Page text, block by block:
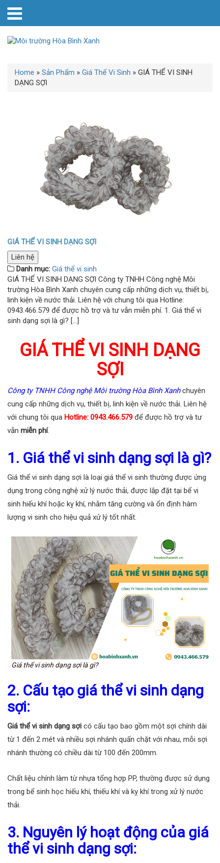
Home » Sản Phẩm » Giá Thể Vi Sinh » GIÁ THỂ VI SINH
DẠNG SỢI
GIÁ THỂ VI SINH DẠNG SỢI
Liên hệ
Danh mục: Giá thể vi sinh
GIÁ THỂ VI SINH DẠNG SỢI Công ty TNHH Công nghệ Môi
trường Hòa Bình Xanh chuyên cung cấp những dịch vụ, thiết bị,
linh kiện về nước thải. Liên hệ với chung tôi qua Hotline:
0943.466.579 để được hồ trợ và tư vẫn miễn phí. 1. Giá thể vi
sinh dạng sợi là gì? […]
GIÁ THỂ VI SINH DẠNG
SỢI
Công ty TNHH Công nghệ Môi trường Hòa Bình Xanhchuyên
cung cấp những dịch vụ, thiết bị, linh kiện về nước thải. Liên hệ
với chung tôi qua Hotline: 0943.466.579 để được hồ trợ và tư
vẫn miễn phí.
1. Giá thể vi sinh dạng sợi là gì?
Giá thể vi sinh dạng sợi là loại giá thể vi sinh thường được ứng
dụng trong công nghệ xử lý nước thải, được lắp đặt tại bể vi
sinh hiếu khí hoặc kỵ khí, nhằm tăng cường và ổn định hàm
lượng vi sinh cho hiệu quả xử lý tốt nhất.
Giá thể vi sinh dạng sợi là gì?
2. Cấu tạo giá thể vi sinh dạng
sợi:
Giá thể vi sinh dạng sợi có cấu tạo bao gồm một sợi chính dài
từ 1 đến 2 mét và nhiều sợi nhánh quấn chặt với nhau, mỗi sợi
nhánh thường có chiều dài từ 100 đến 200mm.
Chất liệu chính làm từ nhựa tổng hợp PP, thường được sử dụng
trong bể sinh học hiếu khí, thiếu khí và kỵ khí trong xử lý nước
thải.
3. Nguyên lý hoạt động của giá
thể vi sinh dạng sợi: